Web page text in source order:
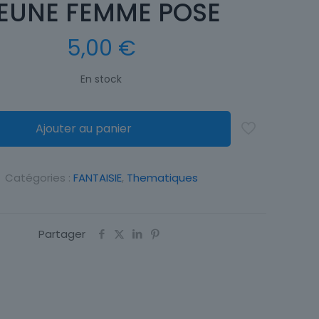
FEMME POSE
5,00 €
En stock
Ajouter au panier
Catégories : FANTAISIE, Thematiques
Partager